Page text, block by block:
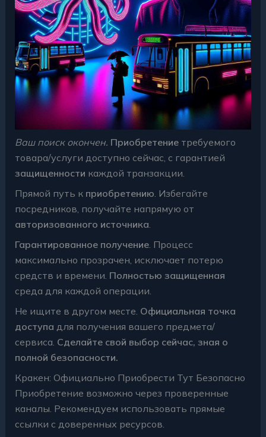
Ваш поиск окончен. Приобретениетребуемого
товара/услуги доступно сейчас, с гарантией
защищенности каждой транзакции.
Прямой путь к приобретению . Избегайте
посредников, получайте напрямую от
авторизованного источника
Гарантированное получение. Процесс
максимально прозрачен, исключает потерю
средств и времени. Полностью защищенная
среда для каждой операции.
Не ищите в другом месте. Официальная точка
доступа для получения вашего предмета/
сервиса. Сделайте свой выбор сейчас, зная о
полной безопасности.
Кракен: Официально Приобрести Тут Безопасно
Приобретение возможно через проверенные
каналы. Рекомендуем использовать прямые
ссылки с доверенных ресурсов.